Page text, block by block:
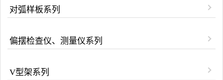
对弧样板系列
偏摆检查仪、测量仪系列
V型架系列